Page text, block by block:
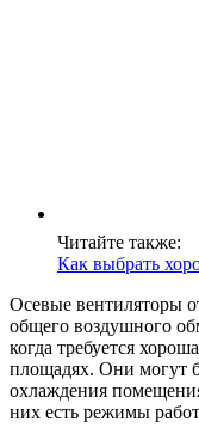
Читайте также:
Как выбрать
Осевые вентиляторы
общего воздушного
когда требуется
площадях. Они могут
охлаждения
них есть режимы